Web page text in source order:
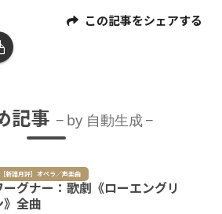
この記事をシェアする
記事 by 自動生成
［新譜月評］オペラ／声楽曲
ーグナー：歌劇《ローエングリ
》全曲